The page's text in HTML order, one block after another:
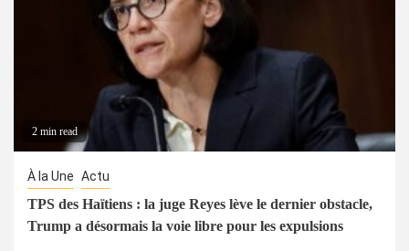
2 min read
À la Une Actu
TPS des Haïtiens : la juge Reyes lève le dernier obstacle,
Trump a désormais la voie libre pour les expulsions